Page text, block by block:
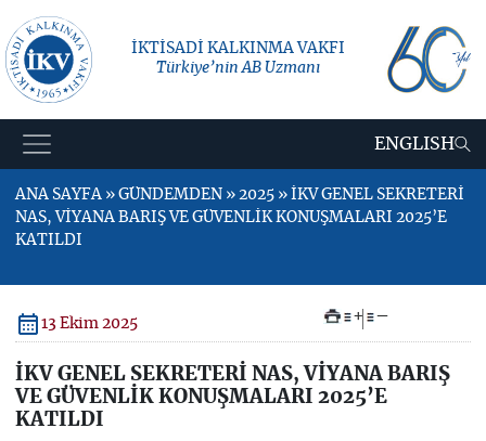
İKTİSADİ KALKINMA VAKFI
Türkiye’nin AB Uzmanı
ENGLISH
ANA SAYFA » GÜNDEMDEN » 2025 » İKV GENEL SEKRETERİ
NAS, VİYANA BARIŞ VE GÜVENLİK KONUŞMALARI 2025’E
KATILDI
13 Ekim 2025 + –
İKV GENEL SEKRETERİ NAS, VİYANA BARIŞ
VE GÜVENLİK KONUŞMALARI 2025’E
KATILDI